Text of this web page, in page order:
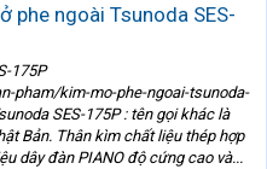
phe ngoài Tsunoda SES-
175P
pham/kim-mo-phe-ngoai-tsunoda-
SES-175P : tên gọi khác là
Bản. Thân kìm chất liệu thép hợp
dây đàn PIANO độ cứng cao và...